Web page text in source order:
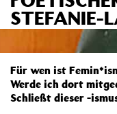
STEFANIE-
Für wen ist
Werde ich dort
Schließt dieser -